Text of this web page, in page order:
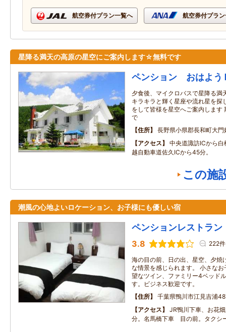
航空券付プラン一覧へ 航空券付プラ
星降る満天の高原の星空にご案内します☆無料です
ペンション おはよう
夕食後、マイクロバスで星降る
キラキラと輝く星座や流れ星を探
をして皆様を星空へご案内しま
で
住所
長野県小県郡長和町大
アクセス
中央道諏訪ICから
越自動車道佐久ICから45分。
この施
潮風の心地よいロケーション、お子様にも優しい宿
ペンションレストラ
3.8 222件
海の目の前、日の出、星空、夕焼
な情景を感じられます。 小さな
望なツイン、ファミリー4ベッド
す。ビジネス歓迎です。
住所
千葉県鴨川市江見吉浦
アクセス
JR鴨川下車、お花
分。名馬橋下車 目の前。タクシ